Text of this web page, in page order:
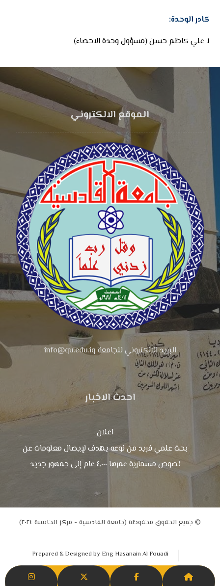
كادر الوحدة:
١. علي كاظم حسن (مسؤول وحدة الاحصاء)
الموقع الالكتروني
البريد الالكتروني للجامعة info@qu.edu.iq
احدث الاخبار
اعلان
بحث علمي فريد من نوعه يهدف لإيصال معلومات عن
نصوص مسمارية عمرها ٤,٠٠٠ عام إلى جمهور جديد
© جميع الحقوق محفوظة (جامعة القادسية - مركز الحاسبة ٢٠٢٤)
Prepared & Designed by Eng Hasanain Al Fouadi